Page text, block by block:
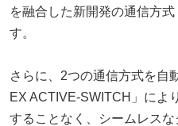
を融合した新開発の通信方
す。
さらに、2つの通信方式を自
EX ACTIVE-SWITCH」によ
することなく、シームレスな